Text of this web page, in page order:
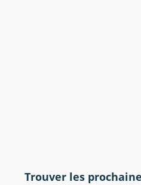
Trouver les